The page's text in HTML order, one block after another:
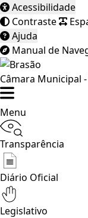
Acessibilidade
Contraste
Ajuda
Manual de
Câmara Municipal
Menu
Transparência
Diário Oficial
Legislativo